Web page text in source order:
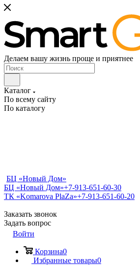
Делаем вашу жизнь проще и приятнее
Каталог
По всему сайту
По каталогу
БЦ «Новый Дом»
БЦ «Новый Дом»+7-913-651-60-30
ТК «Komarova PlaZa»+7-913-651-60-20
Заказать звонок
Задать вопрос
Войти
Корзина0
Избранные товары0